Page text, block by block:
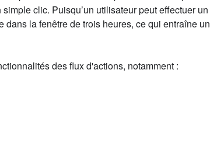
clic. Puisqu’un utilisateur peut effectuer un
la fenêtre de trois heures, ce qui entraîne un
des flux d'actions, notamment :